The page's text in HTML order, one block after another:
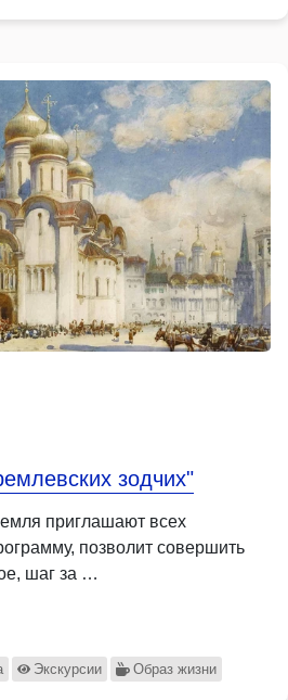
зодчих"
приглашают всех
позволит совершить
шаг за …
Экскурсии Образ жизни